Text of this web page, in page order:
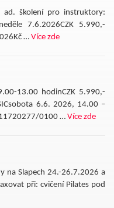
ad. školení pro instruktory:
7.6.2026CZK 5.990,-
… Více zde
13.00 hodinCZK 5.990,-
6.6. 2026, 14.00 –
0100 … Více zde
na Slapech 24.-26.7.2026 a
při: cvičení Pilates pod